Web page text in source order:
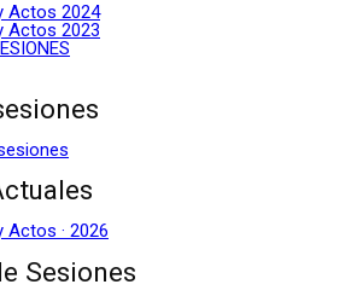
Actos 2024
Actos 2023
Actos · 2026
Sesiones